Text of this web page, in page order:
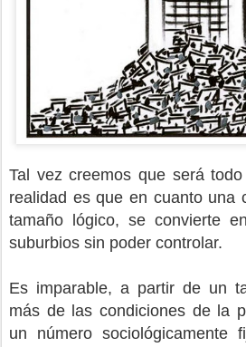
Tal vez creemos que será
realidad es que en cuanto una
tamaño lógico, se convierte
suburbios sin poder controlar.
Es imparable, a partir de un
más de las condiciones de la
un número sociológicamente